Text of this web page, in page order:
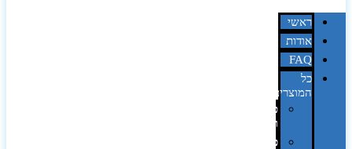
ראשי
אודות
FAQ
כל
המוצרים
טכנולוגיה
וגאדג'טים
פנאי,